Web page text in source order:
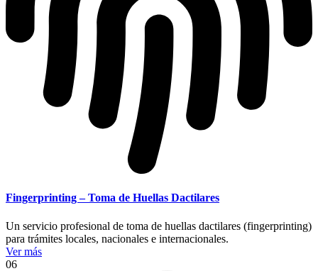
Fingerprinting – Toma de Huellas Dactilares
Un servicio profesional de toma de huellas dactilares (fingerprinting)
para trámites locales, nacionales e internacionales.
Ver más
06